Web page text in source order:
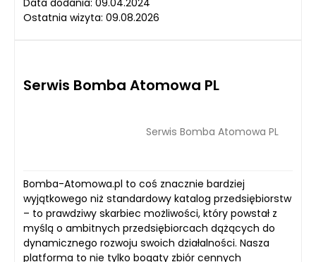
Data dodania: 09.04.2024
Ostatnia wizyta: 09.08.2026
Serwis Bomba Atomowa PL
Serwis Bomba Atomowa PL
Bomba-Atomowa.pl to coś znacznie bardziej
wyjątkowego niż standardowy katalog przedsiębiorstw
– to prawdziwy skarbiec możliwości, który powstał z
myślą o ambitnych przedsiębiorcach dążących do
dynamicznego rozwoju swoich działalności. Nasza
platforma to nie tylko bogaty zbiór cennych